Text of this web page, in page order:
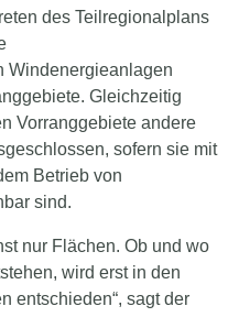
des Teilregionalplans
Windenergieanlagen
Gleichzeitig
Vorranggebiete andere
sofern sie mit
Betrieb von
sind.
nur Flächen. Ob und wo
wird erst in den
entschieden“, sagt der